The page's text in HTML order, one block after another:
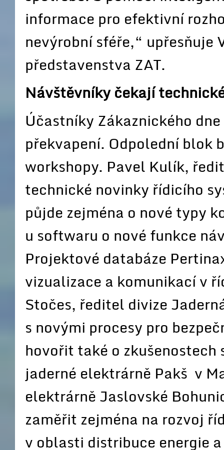
informace pro efektivní
nevýrobní sféře,“ upřesňuje
představenstva ZAT.
Návštěvníky čekají
Účastníky Zákaznického
překvapení. Odpolední blok
workshopy. Pavel Kulík,
technické novinky řídicího
půjde zejména o nové typy
u softwaru o nové funkce
Projektové databáze
vizualizace a komunikací v
Stočes, ředitel divize
s novými procesy pro
hovořit také o zkušenostech
jaderné elektrárně Pakš v
elektrárně Jaslovské
zaměřit zejména na rozvoj
v oblasti distribuce energie